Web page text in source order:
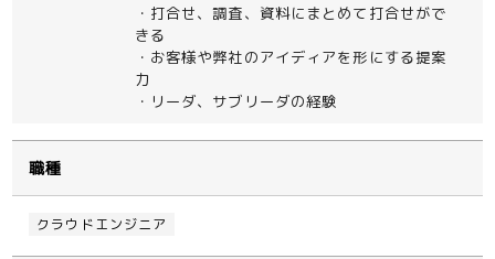
・打合せ、調査、資料にまとめて打合せがで
きる
・お客様や弊社のアイディアを形にする提案
力
・リーダ、サブリーダの経験
職種
クラウドエンジニア